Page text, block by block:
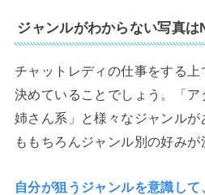
ジャンルがわからない写真は
チャットレディの仕事をする
決めていることでしょう。「
姉さん系」と様々なジャンル
ももちろんジャンル別の好みが
自分が狙うジャンルを意識し